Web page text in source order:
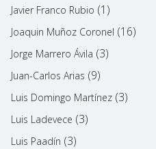
Javier Franco Rubio (1)
Joaquin Muñoz Coronel (16)
Jorge Marrero Ávila (3)
Juan-Carlos Arias (9)
Luis Domingo Martínez (3)
Luis Ladevece (3)
Luis Paadín (3)